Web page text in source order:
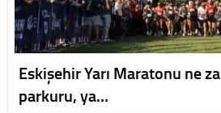
Eskişehir Yarı Maratonu ne
parkuru, ya…